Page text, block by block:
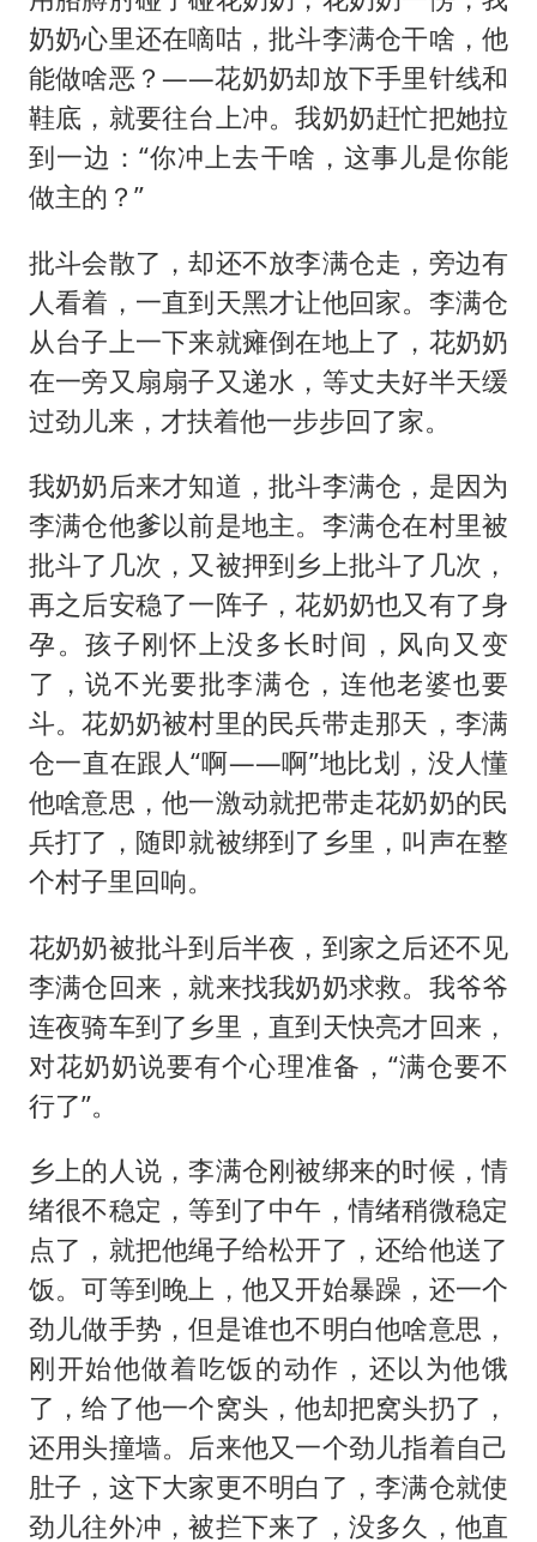
奶奶心里还在嘀咕，批斗李满仓干啥，他
能做啥恶？——花奶奶却放下手里针线和
鞋底，就要往台上冲。我奶奶赶忙把她拉
到一边：“你冲上去干啥，这事儿是你能
做主的？”
批斗会散了，却还不放李满仓走，旁边有
人看着，一直到天黑才让他回家。李满仓
从台子上一下来就瘫倒在地上了，花奶奶
在一旁又扇扇子又递水，等丈夫好半天缓
过劲儿来，才扶着他一步步回了家。
我奶奶后来才知道，批斗李满仓，是因为
李满仓他爹以前是地主。李满仓在村里被
批斗了几次，又被押到乡上批斗了几次，
再之后安稳了一阵子，花奶奶也又有了身
孕。孩子刚怀上没多长时间，风向又变
了，说不光要批李满仓，连他老婆也要
斗。花奶奶被村里的民兵带走那天，李满
仓一直在跟人“啊——啊”地比划，没人懂
他啥意思，他一激动就把带走花奶奶的民
兵打了，随即就被绑到了乡里，叫声在整
个村子里回响。
花奶奶被批斗到后半夜，到家之后还不见
李满仓回来，就来找我奶奶求救。我爷爷
连夜骑车到了乡里，直到天快亮才回来，
对花奶奶说要有个心理准备，“满仓要不
行了”。
乡上的人说，李满仓刚被绑来的时候，情
绪很不稳定，等到了中午，情绪稍微稳定
点了，就把他绳子给松开了，还给他送了
饭。可等到晚上，他又开始暴躁，还一个
劲儿做手势，但是谁也不明白他啥意思，
刚开始他做着吃饭的动作，还以为他饿
了，给了他一个窝头，他却把窝头扔了，
还用头撞墙。后来他又一个劲儿指着自己
肚子，这下大家更不明白了，李满仓就使
劲儿往外冲，被拦下来了，没多久，他直